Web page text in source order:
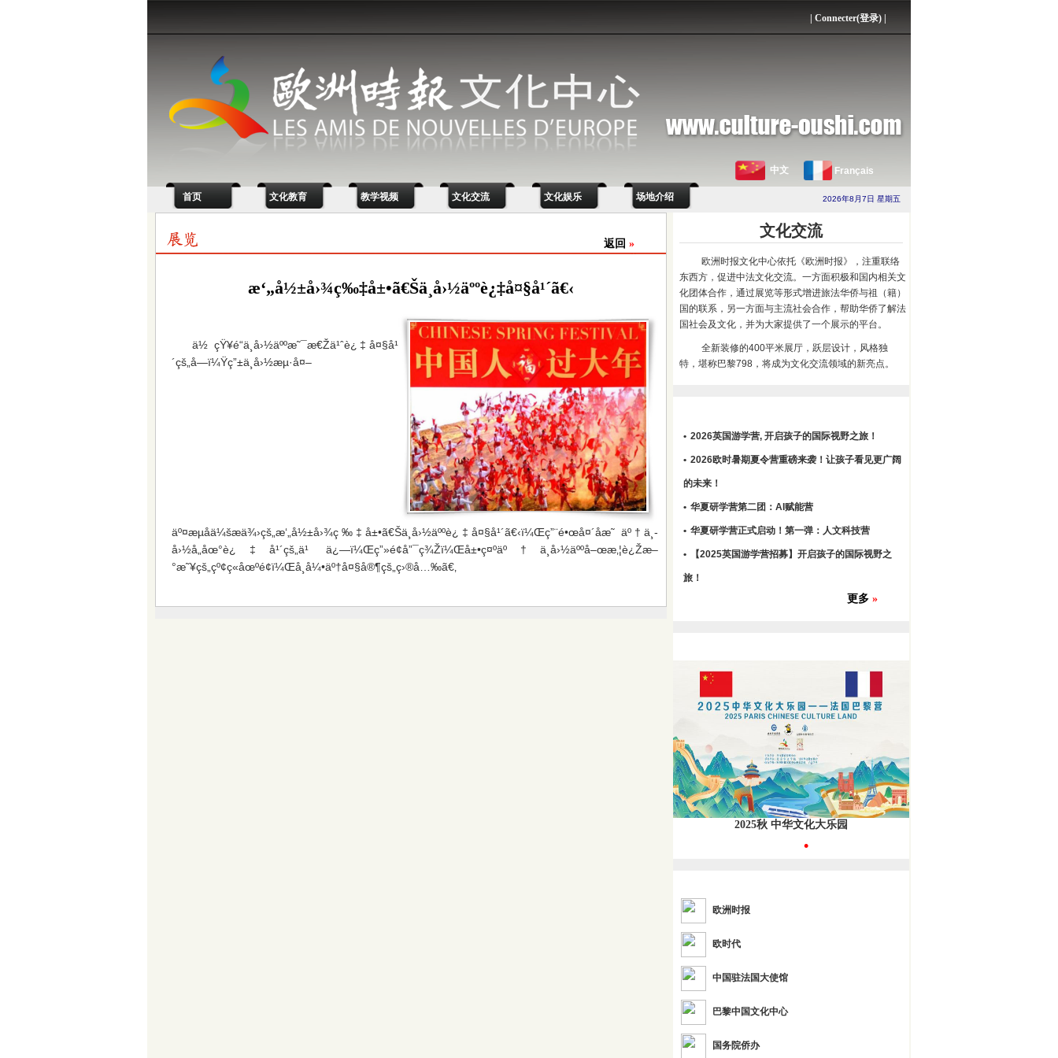
Connecter(登录)
中文 Français
首页 文化教育 教学视频 文化交流 文化娱乐 场地介绍 2026年8月7日 星期五
返回 »
æ‘„å½±å›¾ç‰‡å±•ã€Šä¸­å›½äººè¿‡å¤§å¹´ã€‹
ä½ çŸ¥é“ä¸­å›½äººæ˜¯æ€Žä¹ˆè¿‡å¤§å¹
´çš„å—ï¼Ÿç”±ä¸­å›½æµ·å¤–
äº¤æµåä¼šæä¾›çš„æ‘„å½±å›¾ç‰‡å±•ã€Šä¸­å›½äººè¿‡å¤§å¹´ã€‹ï¼Œç”¨é•œå¤´åæ˜ äº†ä¸­
å›½å„åœ°è¿‡å¹´çš„ä¹ ä¿—ï¼Œç”»é¢å”¯ç¾Žï¼Œå±•ç¤ºäº†ä¸­å›½äººå–œæ‚¦è¿Žæ–
°æ˜¥çš„çº¢ç«åœºé¢ï¼Œå¸å¼•äº†å¤§å®¶çš„ç›®å…‰ã€‚
文化交流
欧洲时报文化中心依托《欧洲时报》，注重联络
东西方，促进中法文化交流。一方面积极和国内相关文
化团体合作，通过展览等形式增进旅法华侨与祖（籍）
国的联系，另一方面与主流社会合作，帮助华侨了解法
国社会及文化，并为大家提供了一个展示的平台。
全新装修的400平米展厅，跃层设计，风格独
特，堪称巴黎798，将成为文化交流领域的新亮点。
• 2026英国游学营, 开启孩子的国际视野之旅！
• 2026欧时暑期夏令营重磅来袭！让孩子看见更广阔
的未来！
• 华夏研学营第二团：AI赋能营
• 华夏研学营正式启动！第一弹：人文科技营
• 【2025英国游学营招募】开启孩子的国际视野之
旅！
更多 »
2025秋 中华文化大乐园
•
欧洲时报
欧时代
中国驻法国大使馆
巴黎中国文化中心
国务院侨办